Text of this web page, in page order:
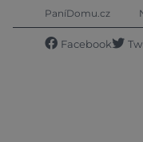
PaníDomu.cz
Facebook